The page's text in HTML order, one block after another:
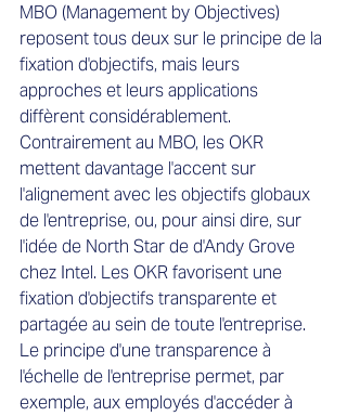
MBO (Management by Objectives)
reposent tous deux sur le principe de la
fixation d'objectifs, mais leurs
approches et leurs applications
diffèrent considérablement.
Contrairement au MBO, les OKR
mettent davantage l'accent sur
l'alignement avec les objectifs globaux
de l'entreprise, ou, pour ainsi dire, sur
l'idée de North Star de d'Andy Grove
chez Intel. Les OKR favorisent une
fixation d'objectifs transparente et
partagée au sein de toute l'entreprise.
Le principe d'une transparence à
l'échelle de l'entreprise permet, par
exemple, aux employés d'accéder à